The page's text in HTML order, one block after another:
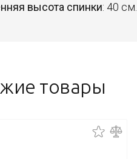
высота спинки: 40 см.
товары